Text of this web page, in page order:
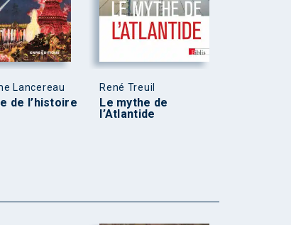
Lancereau
de l’histoire
René Treuil
Le mythe de
l’Atlantide